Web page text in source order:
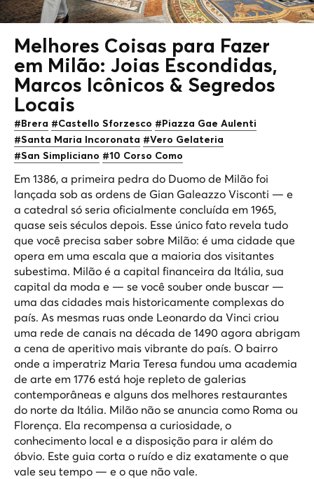
Melhores Coisas para Fazer
em Milão: Joias Escondidas,
Marcos Icônicos & Segredos
Locais
#Brera #Castello Sforzesco #Piazza Gae Aulenti
#Santa Maria Incoronata #Vero Gelateria
#San Simpliciano #10 Corso Como
Em 1386, a primeira pedra do Duomo de Milão foi
lançada sob as ordens de Gian Galeazzo Visconti — e
a catedral só seria oficialmente concluída em 1965,
quase seis séculos depois. Esse único fato revela tudo
que você precisa saber sobre Milão: é uma cidade que
opera em uma escala que a maioria dos visitantes
subestima. Milão é a capital financeira da Itália, sua
capital da moda e — se você souber onde buscar —
uma das cidades mais historicamente complexas do
país. As mesmas ruas onde Leonardo da Vinci criou
uma rede de canais na década de 1490 agora abrigam
a cena de aperitivo mais vibrante do país. O bairro
onde a imperatriz Maria Teresa fundou uma academia
de arte em 1776 está hoje repleto de galerias
contemporâneas e alguns dos melhores restaurantes
do norte da Itália. Milão não se anuncia como Roma ou
Florença. Ela recompensa a curiosidade, o
conhecimento local e a disposição para ir além do
óbvio. Este guia corta o ruído e diz exatamente o que
vale seu tempo — e o que não vale.